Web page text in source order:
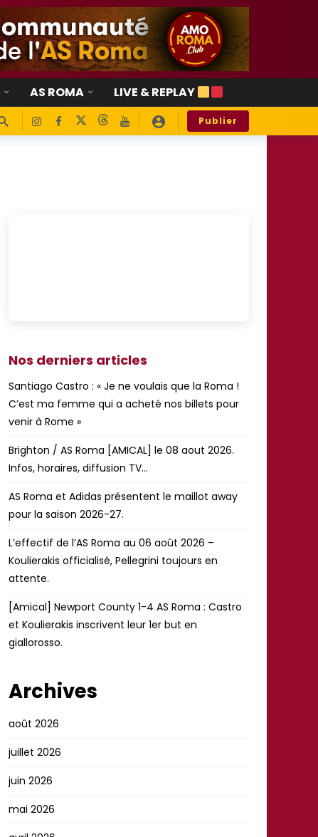
AS ROMA LIVE & REPLAY
Publier
Nos derniers articles
Santiago Castro : « Je ne voulais que la Roma !
C’est ma femme qui a acheté nos billets pour
venir à Rome »
Brighton / AS Roma [AMICAL] le 08 aout 2026.
Infos, horaires, diffusion TV…
AS Roma et Adidas présentent le maillot away
pour la saison 2026-27.
L’effectif de l’AS Roma au 06 août 2026 –
Koulierakis officialisé, Pellegrini toujours en
attente.
[Amical] Newport County 1-4 AS Roma : Castro
et Koulierakis inscrivent leur 1er but en
giallorosso.
Archives
août 2026
juillet 2026
juin 2026
mai 2026